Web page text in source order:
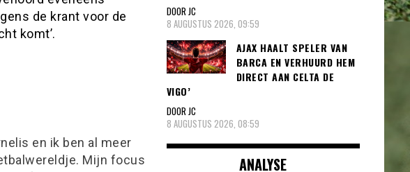
de krant voor de
komt’.
en ik ben al meer
Mijn focus
DOOR JC
8 AUGUSTUS 2026, 09:59
AJAX HAALT SPELER VAN
BARCA EN VERHUURD HEM
DIRECT AAN CELTA DE
VIGO’
DOOR JC
8 AUGUSTUS 2026, 08:59
ANALYSE